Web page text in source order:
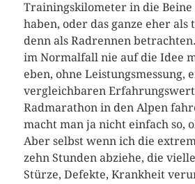
Trainingskilometer in die Beine
haben, oder das ganze eher als
denn als Radrennen
im Normalfall nie auf die Idee
eben, ohne Leistungsmessung,
vergleichbaren
Radmarathon in den Alpen
macht man ja nicht einfach so,
Aber selbst wenn ich die
zehn Stunden abziehe, die
Stürze, Defekte, Krankheit